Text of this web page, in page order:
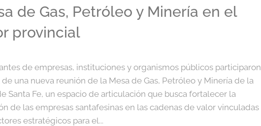
de Gas, Petróleo y Minería en el
provincial
de empresas, instituciones y organismos públicos participaron
de una nueva reunión de la Mesa de Gas, Petróleo y Minería de la
Santa Fe, un espacio de articulación que busca fortalecer la
de las empresas santafesinas en las cadenas de valor vinculadas
estratégicos para el...